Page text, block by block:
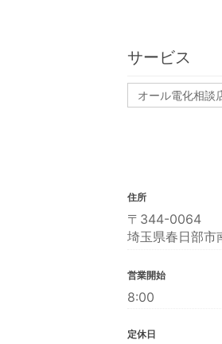
サービス
オール電化相談
住所
〒344-0064
埼玉県春日部市
営業開始
8:00
定休日